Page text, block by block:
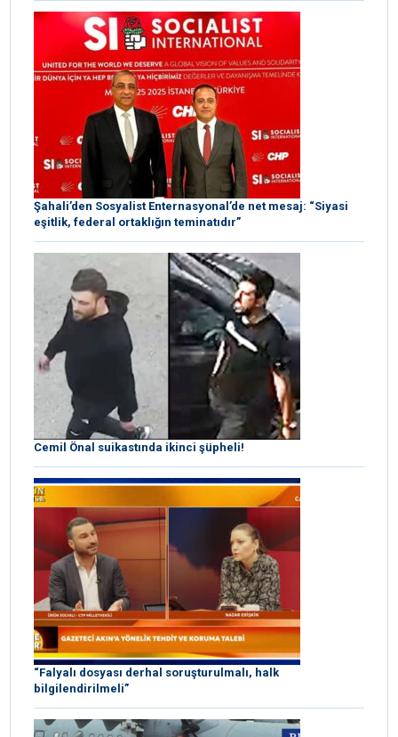
Şahali’den Sosyalist Enternasyonal’de net mesaj: “Siyasi
eşitlik, federal ortaklığın teminatıdır”
Cemil Önal suikastında ikinci şüpheli!
“Falyalı dosyası derhal soruşturulmalı, halk
bilgilendirilmeli”